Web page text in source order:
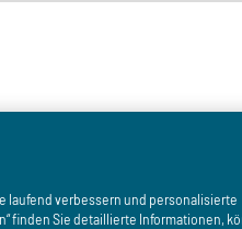
laufend verbessern und personalisierte
finden Sie detaillierte Informationen,